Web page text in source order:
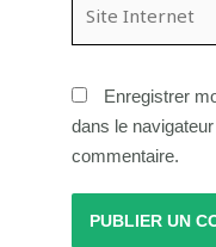
Enregistrer
dans le
commentaire.